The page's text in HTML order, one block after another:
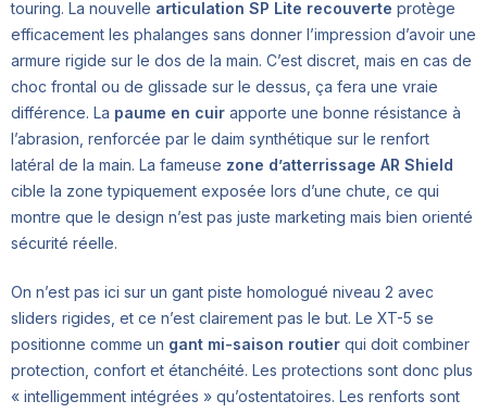
touring. La nouvelle articulation SP Lite recouverte protège
efficacement les phalanges sans donner l’impression d’avoir une
armure rigide sur le dos de la main. C’est discret, mais en cas de
choc frontal ou de glissade sur le dessus, ça fera une vraie
différence. La paume en cuir apporte une bonne résistance à
l’abrasion, renforcée par le daim synthétique sur le renfort
latéral de la main. La fameuse zone d’atterrissage AR Shield
cible la zone typiquement exposée lors d’une chute, ce qui
montre que le design n’est pas juste marketing mais bien orienté
sécurité réelle.
On n’est pas ici sur un gant piste homologué niveau 2 avec
sliders rigides, et ce n’est clairement pas le but. Le XT-5 se
positionne comme un gant mi-saison routier qui doit combiner
protection, confort et étanchéité. Les protections sont donc plus
« intelligemment intégrées » qu’ostentatoires. Les renforts sont